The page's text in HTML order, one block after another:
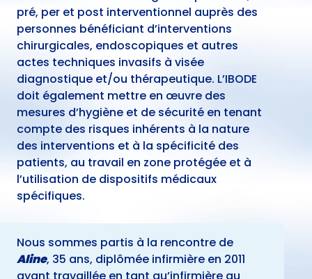
pré, per et post interventionnel auprès des
personnes bénéficiant d’interventions
chirurgicales, endoscopiques et autres
actes techniques invasifs à visée
diagnostique et/ou thérapeutique. L’IBODE
doit également mettre en œuvre des
mesures d’hygiène et de sécurité en tenant
compte des risques inhérents à la nature
des interventions et à la spécificité des
patients, au travail en zone protégée et à
l’utilisation de dispositifs médicaux
spécifiques.
Nous sommes partis à la rencontre de
Aline, 35 ans, diplômée infirmière en 2011